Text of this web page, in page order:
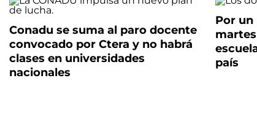
Conadu se suma al paro docente
convocado por Ctera y no habrá
clases en universidades
nacionales
Por un
país